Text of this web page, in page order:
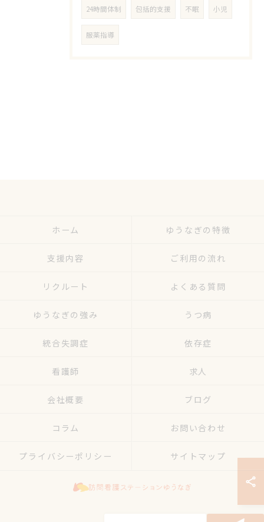
24時間体制 包括的支援 不眠 小児
服薬指導
ホーム ゆうなぎの特徴
支援内容 ご利用の流れ
リクルート よくある質問
ゆうなぎの強み うつ病
統合失調症 依存症
看護師 求人
会社概要 ブログ
コラム お問い合わせ
プライバシーポリシー サイトマップ